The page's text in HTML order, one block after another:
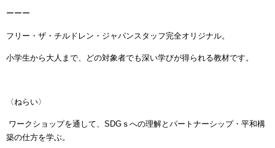
ーーー
フリー・ザ・チルドレン・ジャパンスタッフ完全オリジナル。
小学生から大人まで、どの対象者でも深い学びが得られる教材です。
〈ねらい〉
ワークショップを通して、 SDG ｓへの理解とパートナーシップ・平和構
築の仕方を学ぶ。